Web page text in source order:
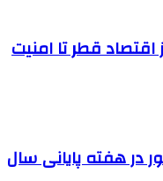
اقتصاد قطر تا امنیت
در هفته پایانی سال